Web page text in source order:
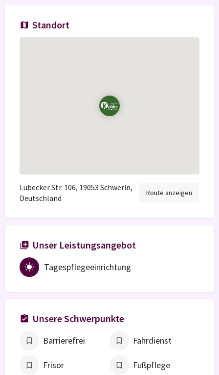
Standort
Lübecker Str. 106, 19053 Schwerin,
Deutschland
Route anzeigen
Unser Leistungsangebot
Tagespflegeeinrichtung
Unsere Schwerpunkte
Barrierefrei Fahrdienst
Frisör Fußpflege